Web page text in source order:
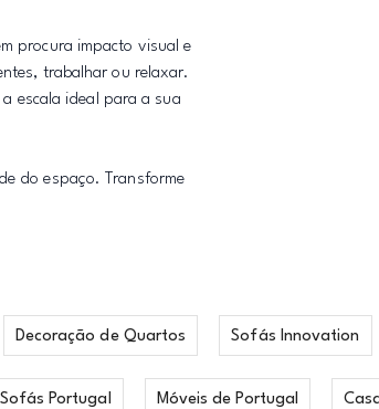
procura impacto visual e
trabalhar ou relaxar.
escala ideal para a sua
do espaço. Transforme
Decoração de Quartos Sofás Innovation
Sofás Portugal Móveis de Portugal